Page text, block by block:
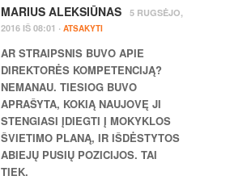
MARIUS ALEKSIŪNAS
5 RUGSĖJO,
2016 IŠ 08:01 · ATSAKYTI
AR STRAIPSNIS BUVO APIE
DIREKTORĖS KOMPETENCIJĄ?
NEMANAU. TIESIOG BUVO
APRAŠYTA, KOKIĄ NAUJOVĘ JI
STENGIASI ĮDIEGTI Į MOKYKLOS
ŠVIETIMO PLANĄ, IR IŠDĖSTYTOS
ABIEJŲ PUSIŲ POZICIJOS. TAI
TIEK.